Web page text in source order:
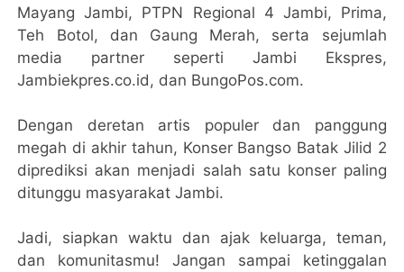
Mayang Jambi, PTPN Regional 4 Jambi, Prima,
Teh Botol, dan Gaung Merah, serta sejumlah
media partner seperti Jambi Ekspres,
Jambiekpres.co.id, dan BungoPos.com.
Dengan deretan artis populer dan panggung
megah di akhir tahun, Konser Bangso Batak Jilid 2
diprediksi akan menjadi salah satu konser paling
ditunggu masyarakat Jambi.
Jadi, siapkan waktu dan ajak keluarga, teman,
dan komunitasmu! Jangan sampai ketinggalan